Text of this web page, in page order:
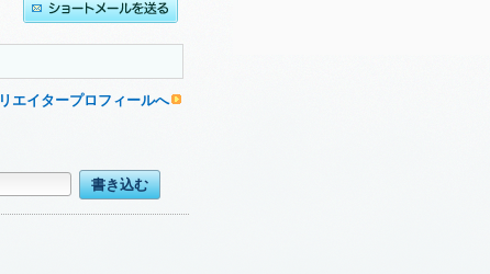
エイタープロフィールへ